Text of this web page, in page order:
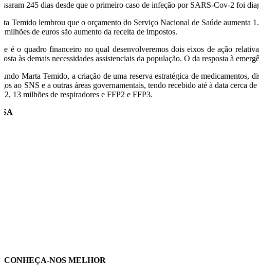
245 dias desde que o primeiro caso de infeção por SARS-Cov-2 foi
Temido lembrou que o orçamento do Serviço Nacional de Saúde aumenta
milhões de euros são aumento da receita de impostos.
é o quadro financeiro no qual desenvolveremos dois eixos de ação
às demais necessidades assistenciais da população. O da resposta à
Marta Temido, a criação de uma reserva estratégica de medicamentos,
ao SNS e a outras áreas governamentais, tendo recebido até à data cerca
2, 13 milhões de respiradores e FFP2 e FFP3.
CONHEÇA-NOS MELHOR